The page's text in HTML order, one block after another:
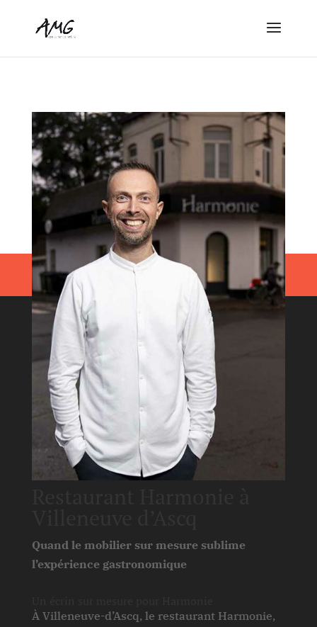
Quand le mobilier sur mesure sublime
l’expérience gastronomique
À Villeneuve-d’Ascq, le restaurant Harmonie,